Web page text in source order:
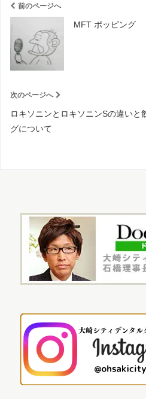
前のページへ
MFT ポッピング
次のページへ
ロキソニンとロキソニンSの違いと
グについて